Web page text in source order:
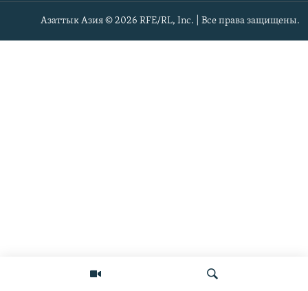
Азаттык Азия © 2026 RFE/RL, Inc. | Все права защищены.